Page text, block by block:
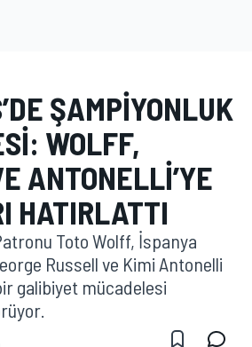
ŞAMPIYONLUK
WOLFF,
ANTONELLI’YE
HATIRLATTI
Toto Wolff, İspanya
Russell ve Kimi Antonelli
galibiyet mücadelesi